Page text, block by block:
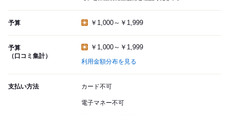
予算 ￥1,000～￥1,999
予算
（口コミ集計）
￥1,000～￥1,999
利用金額分布を見る
支払い方法 カード不可
電子マネー不可